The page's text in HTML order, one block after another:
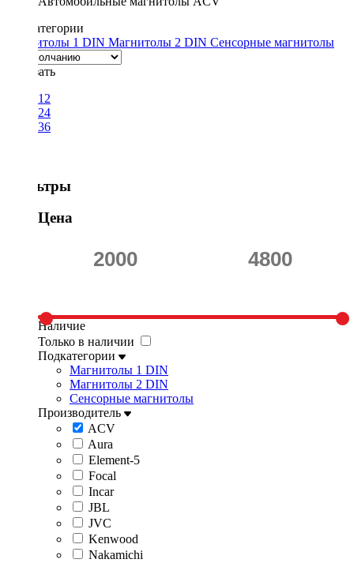
Подкатегории
Магнитолы 1 DIN Магнитолы 2 DIN Сенсорные магнитолы
Показать
12
24
36
Фильтры
Цена
Наличие
Только в наличии
Подкатегории
Магнитолы 1 DIN
Магнитолы 2 DIN
Сенсорные магнитолы
Производитель
ACV
Aura
Element-5
Focal
Incar
JBL
JVC
Kenwood
Nakamichi